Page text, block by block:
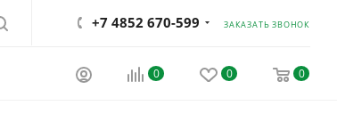
+7 4852 670-599 ЗАКАЗАТЬ ЗВОНОК
0 0 0